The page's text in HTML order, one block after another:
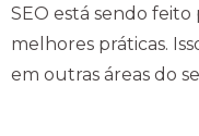
SEO está sendo
melhores práticas.
em outras áreas do